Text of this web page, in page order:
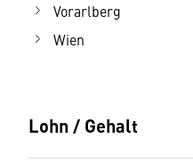
Vorarlberg
Wien
Lohn / Gehalt